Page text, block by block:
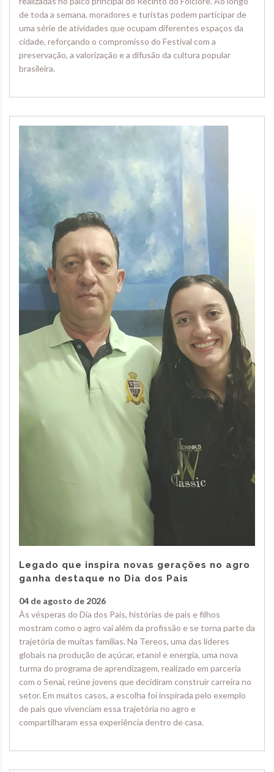
de toda a semana, moradores e turistas podem participar de
uma série de atividades que ocupam diferentes espaços da
cidade, reforçando o compromisso do Festival com a
preservação, a valorização e a difusão da cultura popular
brasileira.
Legado que inspira novas gerações no agro
ganha destaque no Dia dos Pais
04 de agosto de 2026
Às vésperas do Dia dos Pais, histórias de pais e filhos
mostram como o agro vai além da profissão e se torna parte da
trajetória de muitas famílias. Na Tereos, uma das líderes
globais na produção de açúcar, etanol e energia, uma nova
turma do programa de aprendizagem, realizado em parceria
com o Senai, reúne jovens que decidiram construir carreira no
setor. Em muitos casos, a escolha foi inspirada pelo exemplo
de pais que vivenciam essa trajetória no agro e
compartilharam essa experiência dentro de casa.